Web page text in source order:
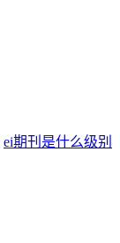
ei期刊是什么级别